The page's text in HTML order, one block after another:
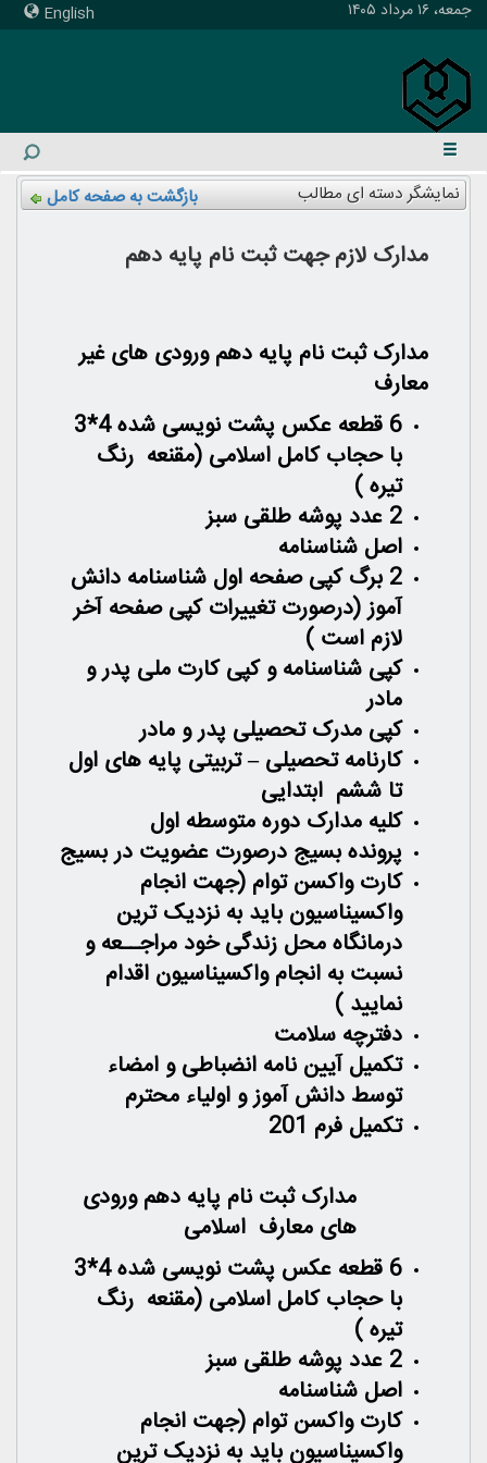
English جمعه، ۱۶ مرداد ۱۴۰۵
نمایشگر دسته ای مطالب بازگشت به صفحه کامل
مدارک لازم جهت ثبت نام پایه دهم
مدارک ثبت نام پایه دهم ورودی های غیر
معارف
6 قطعه عکس پشت نویسی شده 4*3
با حجاب کامل اسلامی (مقنعه رنگ
تیره )
2 عدد پوشه طلقی سبز
اصل شناسنامه
2 برگ کپی صفحه اول شناسنامه دانش
آموز (درصورت تغییرات کپی صفحه آخر
لازم است )
کپی شناسنامه و کپی کارت ملی پدر و
مادر
کپی مدرک تحصیلی پدر و مادر
کارنامه تحصیلی–تربیتی پایه های اول
تا ششم ابتدایی
کلیه مدارک دوره متوسطه اول
پرونده بسیج درصورت عضویت در بسیج
کارت واکسن توام (جهت انجام
واکسیناسیون باید به نزدیک ترین
درمانگاه محل زندگی خود مراجــعه و
نسبت به انجام واکسیناسیون اقدام
نمایید )
دفترچه سلامت
تکمیل آیین نامه انضباطی و امضاء
توسط دانش آموز و اولیاء محترم
تکمیل فرم 201
مدارک ثبت نام پایه دهم ورودی
های معارف اسلامی
6 قطعه عکس پشت نویسی شده 4*3
با حجاب کامل اسلامی (مقنعه رنگ
تیره )
2 عدد پوشه طلقی سبز
اصل شناسنامه
کارت واکسن توام (جهت انجام
واکسیناسیون باید به نزدیک ترین